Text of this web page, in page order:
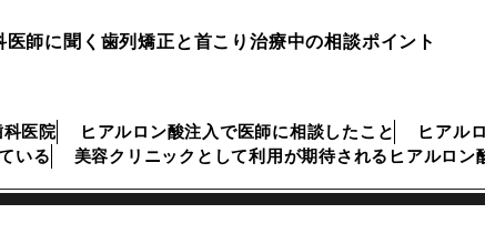
医師に聞く歯列矯正と首こり治療中の相談ポイント
科医院 ヒアルロン酸注入で医師に相談したこと
ヒアル
いる
美容クリニックとして利用が期待されるヒアルロン